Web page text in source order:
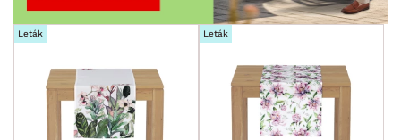
Leták Leták